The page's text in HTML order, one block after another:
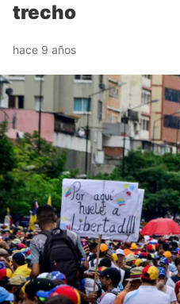
trecho
hace 9 años